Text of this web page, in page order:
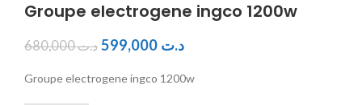
Groupe electrogene ingco 1200w
د.ت680,000 د.ت
Groupe electrogene ingco 1200w